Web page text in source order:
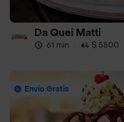
Da Quei Matti
61 min · $ 5500
Envío Gratis